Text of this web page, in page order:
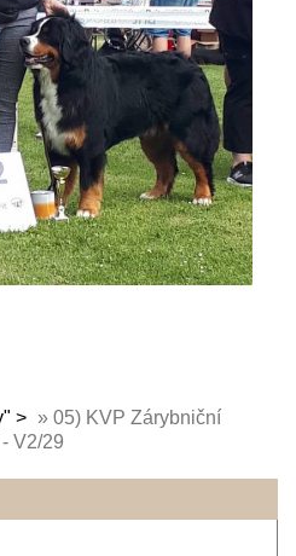
» 05) KVP Zárybniční
V2/29